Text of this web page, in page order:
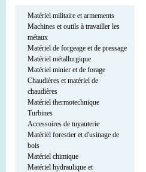
Matériel militaire et armements
Machines et outils à travailler les
métaux
Matériel de forgeage et de pressage
Matériel métallurgique
Matériel minier et de forage
Chaudières et matériel de
chaudières
Matériel thermotechnique
Turbines
Accessoires de tuyauterie
Matériel forestier et d'usinage de
bois
Matériel chimique
Matériel hydraulique et